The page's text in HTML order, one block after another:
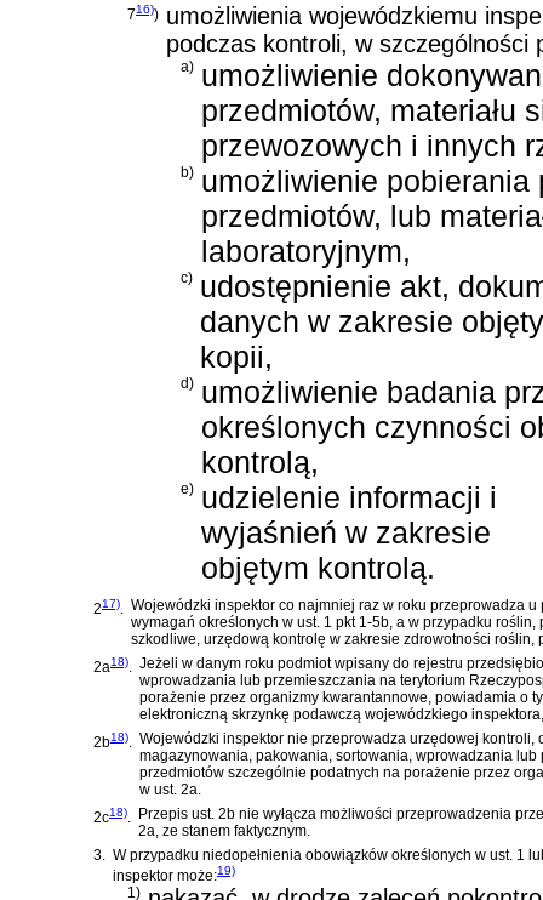
716)) umożliwienia wojewódzkiemu
podczas kontroli, w szczególności
a) umożliwienie
przedmiotów, materiału
przewozowych i innych
b) umożliwienie
przedmiotów, lub
laboratoryjnym,
c) udostępnienie akt,
danych w zakresie
kopii,
d) umożliwienie badania
określonych czynności
kontrolą,
e) udzielenie informacji i
wyjaśnień w zakresie
objętym kontrolą.
217). Wojewódzki inspektor co najmniej raz w roku przeprowadza
wymagań określonych w ust. 1 pkt 1-5b, a w przypadku
szkodliwe, urzędową kontrolę w zakresie zdrowotności roślin,
2a18). Jeżeli w danym roku podmiot wpisany do rejestru
wprowadzania lub przemieszczania na terytorium
porażenie przez organizmy kwarantannowe, powiadamia o
elektroniczną skrzynkę podawczą wojewódzkiego
2b18). Wojewódzki inspektor nie przeprowadza urzędowej kontroli,
magazynowania, pakowania, sortowania, wprowadzania
przedmiotów szczególnie podatnych na porażenie przez
w ust. 2a.
2c18). Przepis ust. 2b nie wyłącza możliwości przeprowadzenia
2a, ze stanem faktycznym.
3. W przypadku niedopełnienia obowiązków określonych w ust. 1
inspektor może:19)
1)